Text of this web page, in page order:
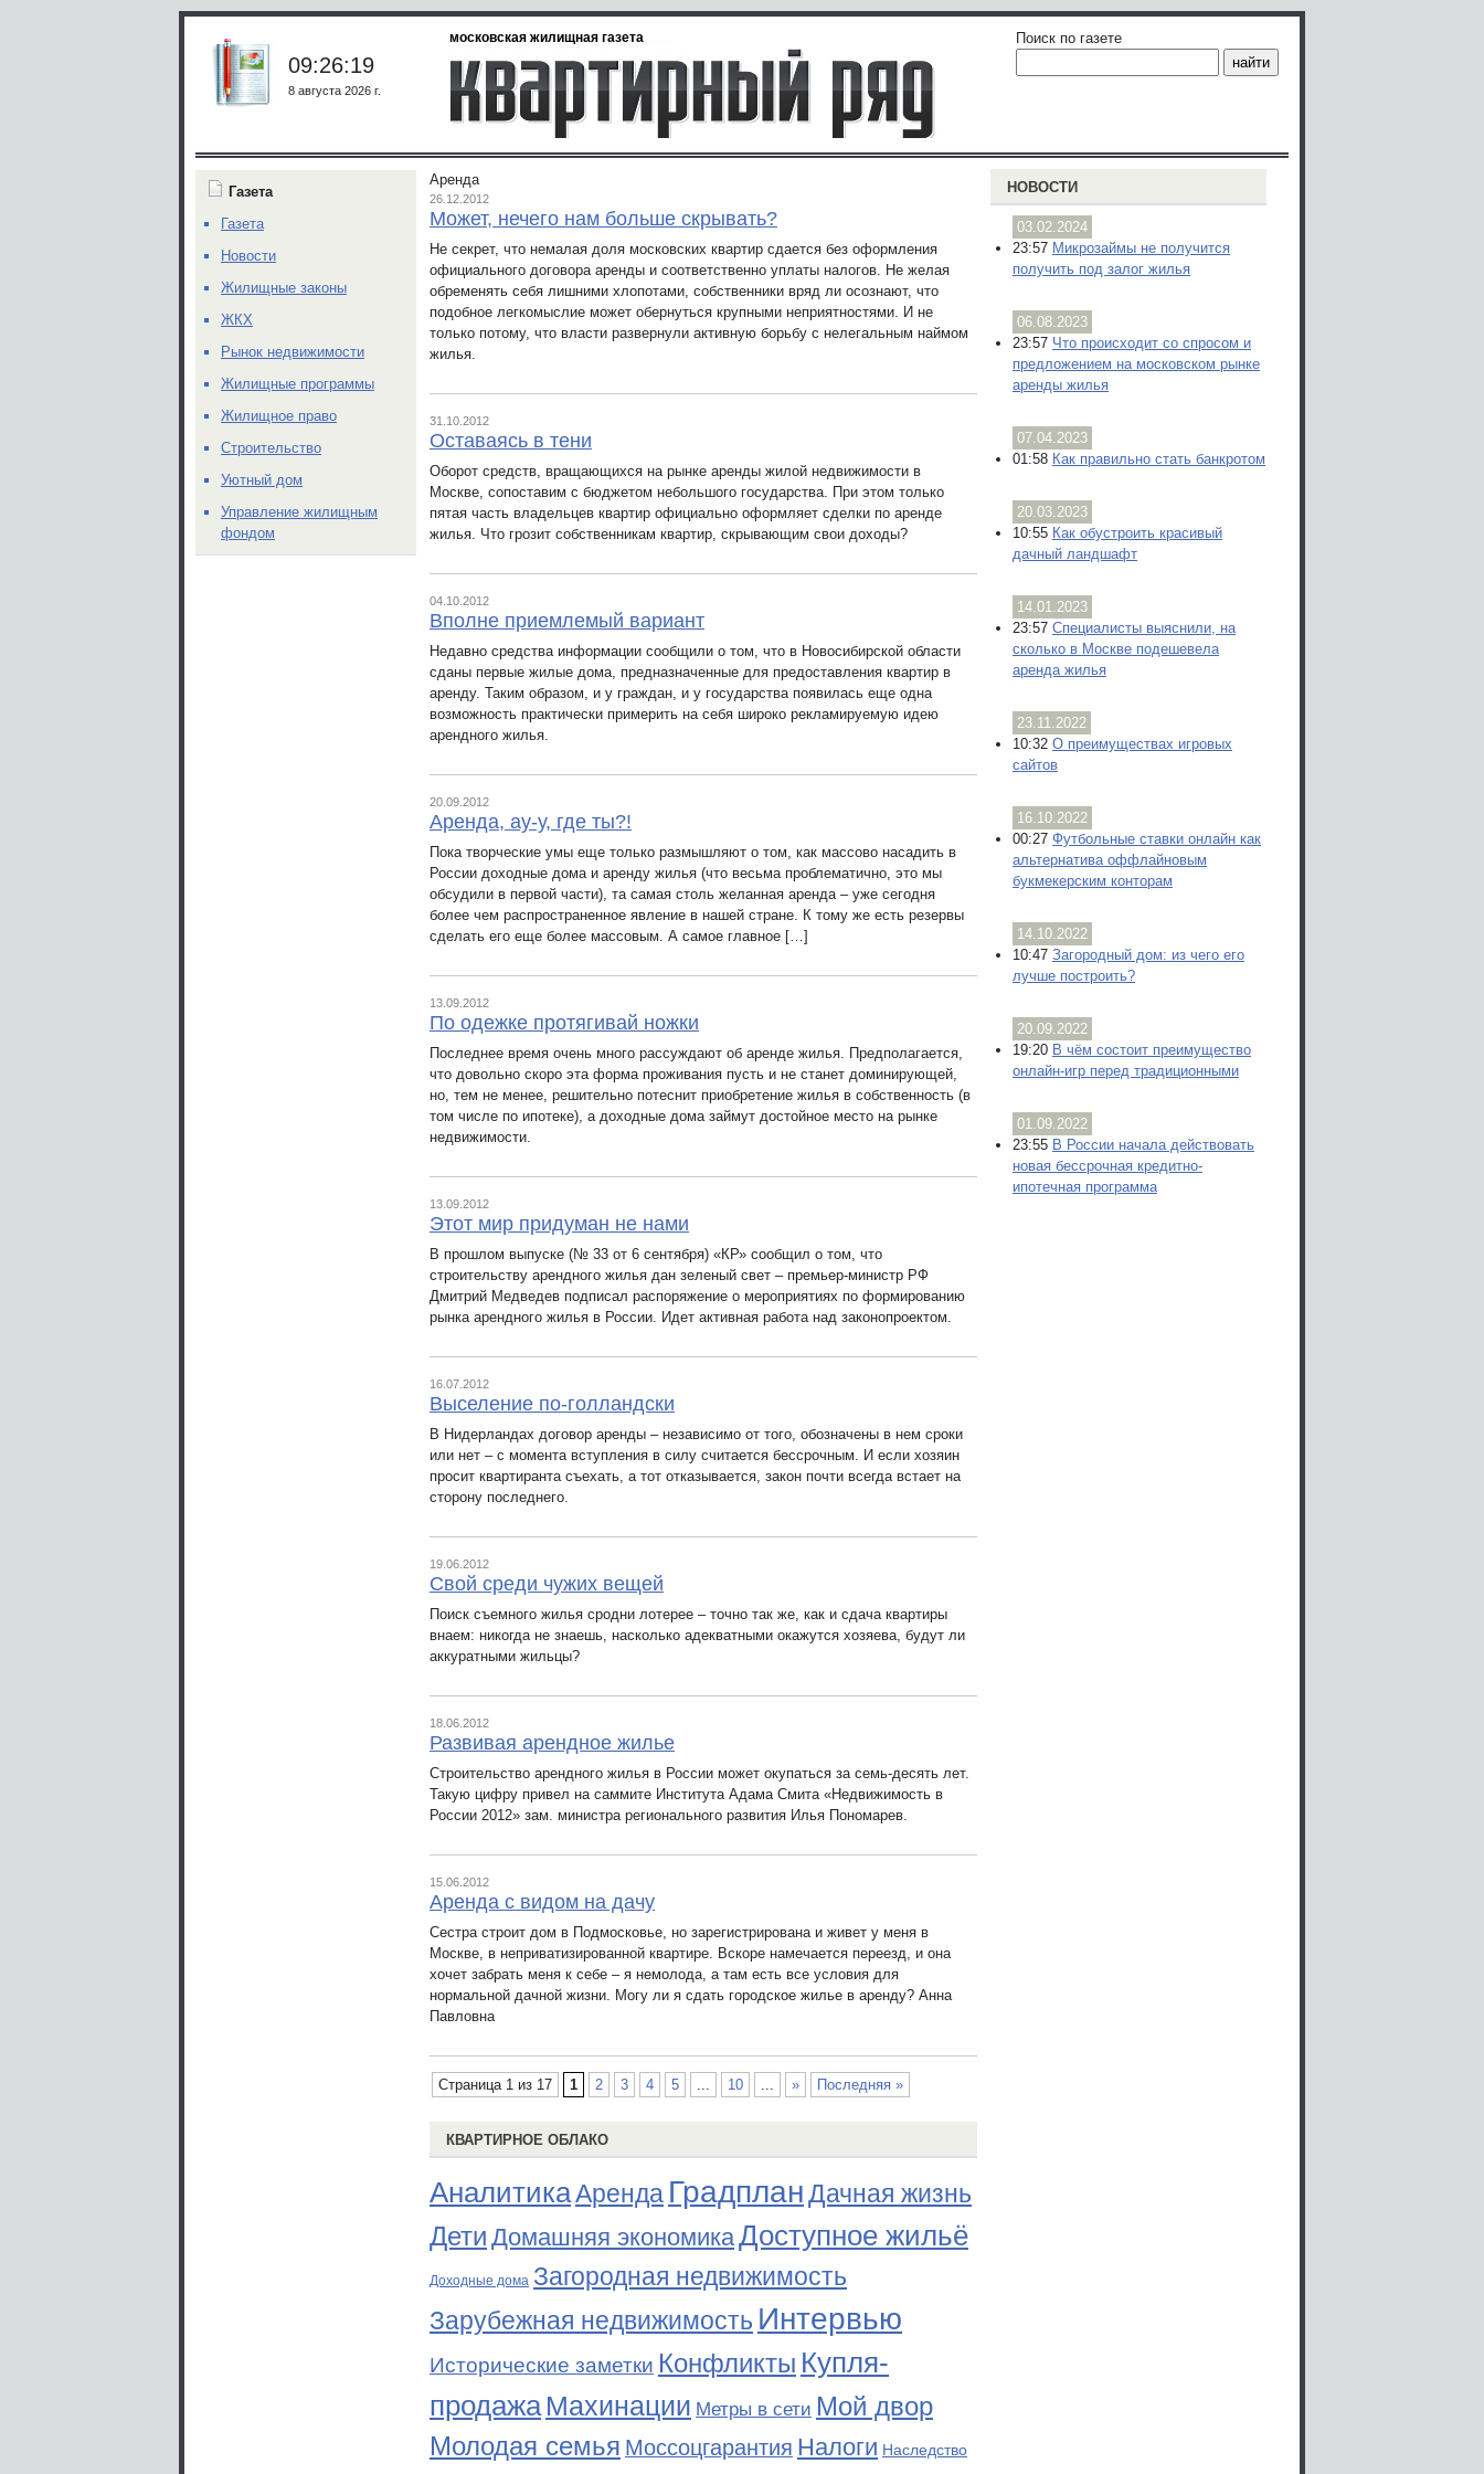
московская жилищная газета
09:26:19
8 августа 2026 г.
Поиск по газете
Аренда
26.12.2012
Может, нечего нам больше скрывать?
Не секрет, что немалая доля московских квартир сдается без оформления
официального договора аренды и соответственно уплаты налогов. Не желая
обременять себя лишними хлопотами, собственники вряд ли осознают, что
подобное легкомыслие может обернуться крупными неприятностями. И не
только потому, что власти развернули активную борьбу с нелегальным наймом
жилья.
31.10.2012
Оставаясь в тени
Оборот средств, вращающихся на рынке аренды жилой недвижимости в
Москве, сопоставим с бюджетом небольшого государства. При этом только
пятая часть владельцев квартир официально оформляет сделки по аренде
жилья. Что грозит собственникам квартир, скрывающим свои доходы?
04.10.2012
Вполне приемлемый вариант
Недавно средства информации сообщили о том, что в Новосибирской области
сданы первые жилые дома, предназначенные для предоставления квартир в
аренду. Таким образом, и у граждан, и у государства появилась еще одна
возможность практически примерить на себя широко рекламируемую идею
арендного жилья.
20.09.2012
Аренда, ау-у, где ты?!
Пока творческие умы еще только размышляют о том, как массово насадить в
России доходные дома и аренду жилья (что весьма проблематично, это мы
обсудили в первой части), та самая столь желанная аренда – уже сегодня
более чем распространенное явление в нашей стране. К тому же есть резервы
сделать его еще более массовым. А самое главное […]
13.09.2012
По одежке протягивай ножки
Последнее время очень много рассуждают об аренде жилья. Предполагается,
что довольно скоро эта форма проживания пусть и не станет доминирующей,
но, тем не менее, решительно потеснит приобретение жилья в собственность (в
том числе по ипотеке), а доходные дома займут достойное место на рынке
недвижимости.
13.09.2012
Этот мир придуман не нами
В прошлом выпуске (№ 33 от 6 сентября) «КР» сообщил о том, что
строительству арендного жилья дан зеленый свет – премьер-министр РФ
Дмитрий Медведев подписал распоряжение о мероприятиях по формированию
рынка арендного жилья в России. Идет активная работа над законопроектом.
16.07.2012
Выселение по-голландски
В Нидерландах договор аренды – независимо от того, обозначены в нем сроки
или нет – с момента вступления в силу считается бессрочным. И если хозяин
просит квартиранта съехать, а тот отказывается, закон почти всегда встает на
сторону последнего.
19.06.2012
Свой среди чужих вещей
Поиск съемного жилья сродни лотерее – точно так же, как и сдача квартиры
внаем: никогда не знаешь, насколько адекватными окажутся хозяева, будут ли
аккуратными жильцы?
18.06.2012
Развивая арендное жилье
Строительство арендного жилья в России может окупаться за семь-десять лет.
Такую цифру привел на саммите Института Адама Смита «Недвижимость в
России 2012» зам. министра регионального развития Илья Пономарев.
15.06.2012
Аренда с видом на дачу
Сестра строит дом в Подмосковье, но зарегистрирована и живет у меня в
Москве, в неприватизированной квартире. Вскоре намечается переезд, и она
хочет забрать меня к себе – я немолода, а там есть все условия для
нормальной дачной жизни. Могу ли я сдать городское жилье в аренду? Анна
Павловна
Страница 1 из 17 1 2 3 4 5 ... 10 ... » Последняя »
КВАРТИРНОЕ ОБЛАКО
АналитикаАренда ГрадпланДачная жизнь
Дети Домашняя экономикаДоступное жильё
Доходные дома Загородная недвижимость
Зарубежная недвижимость Интервью
Исторические заметки Конфликты Купля-
продажа Махинации Метры в сети Мой двор
Молодая семья Моссоцгарантия Налоги Наследство
НОВОСТИ
03.02.2024
23:57 Микрозаймы не получится
получить под залог жилья
06.08.2023
23:57 Что происходит со спросом и
предложением на московском рынке
аренды жилья
07.04.2023
01:58 Как правильно стать банкротом
20.03.2023
10:55 Как обустроить красивый
дачный ландшафт
14.01.2023
23:57 Специалисты выяснили, на
сколько в Москве подешевела
аренда жилья
23.11.2022
10:32 О преимуществах игровых
сайтов
16.10.2022
00:27 Футбольные ставки онлайн как
альтернатива оффлайновым
букмекерским конторам
14.10.2022
10:47 Загородный дом: из чего его
лучше построить?
20.09.2022
19:20 В чём состоит преимущество
онлайн-игр перед традиционными
01.09.2022
23:55 В России начала действовать
новая бессрочная кредитно-
ипотечная программа
Газета
Газета
Новости
Жилищные законы
ЖКХ
Рынок недвижимости
Жилищные программы
Жилищное право
Строительство
Уютный дом
Управление жилищным
фондом